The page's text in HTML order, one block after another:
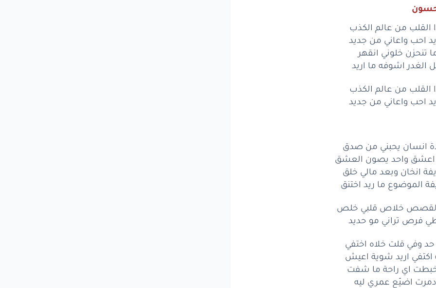
احب واعاني من جديد
انسانيحبنيمن
واحد يصون
انخانوبعدمالي
خلاص قلبي
فرصتراني موحديد
وفيقلت خلاهاختفي
اريدشويةاعيش
اضيّععمري ليه
وفيقلتخلاهاختفي
القلب من عالم الكذب
احب واعاني من جديد
تنحزن خلوني انقهر
اشوفه ما اريد
القلب من عالم الكذب
احب واعاني من جديد
انسان يحبني من صدق
اعشق واحد يصون العشق
انخان وبعد مالي خلق
الموضوع ما ريد اختنق
خلاص قلبي خلص
فرص تراني مو حديد
وفي قلت خلاه اختفي
اكتفي اريد شوية اعيش
اي راحة ما شفت
اضيّع عمري ليه